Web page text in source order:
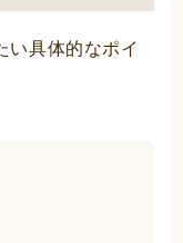
い具体的なポイ